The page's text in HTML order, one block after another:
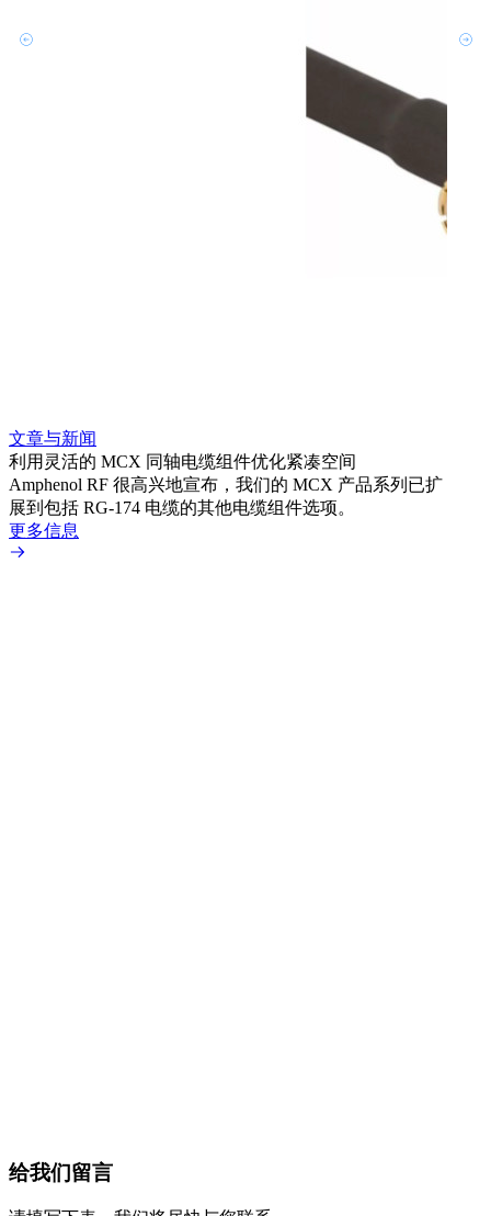
文章与新闻
利用灵活的 MCX 同轴电缆组件优化紧凑空间
Amphenol RF 很高兴地宣布，我们的 MCX 产品系列已扩
展到包括 RG-174 电缆的其他电缆组件选项。
更多信息
给我们留言